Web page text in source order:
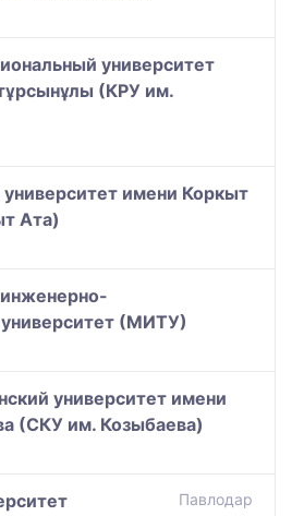
университет
(КРУ им.
имени Коркыт
Ата)
университет (МИТУ)
университет имени
(СКУ им. Козыбаева)
Павлодар